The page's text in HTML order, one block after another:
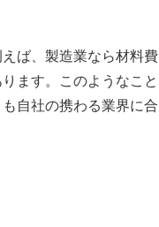
ば、製造業なら材料費
ます。このようなこと
自社の携わる業界に合